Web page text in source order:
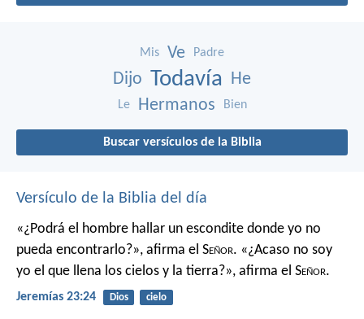
Mis Ve Padre
Dijo Todavía He
Le Hermanos Bien
Buscar versículos de la Biblia
Versículo de la Biblia del día
«¿Podrá el hombre hallar un escondite donde yo no
pueda encontrarlo?», afirma el Señor. «¿Acaso no soy
yo el que llena los cielos y la tierra?», afirma el Señor.
Jeremías 23:24 Dios cielo